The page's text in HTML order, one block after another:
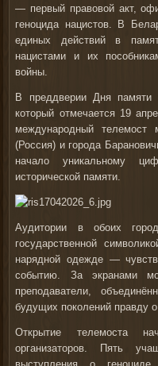
— первый правовой акт,
геноцида нацистов. В
единых действий в
нацистами и их
войны.
В преддверии Дня памяти
который отмечается 19
международный
(Россия) и города
начало уникальному
исторической памяти.
Аудитории в обоих
государственной
нарядной одежде —
событию. За экранами
преподаватели,
будущих поколений правду о
Открытие телемоста
организаторов. Пять